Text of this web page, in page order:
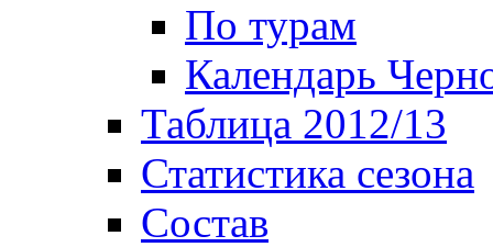
По турам
Календарь
Таблица 2012/13
Статистика сезона
Состав